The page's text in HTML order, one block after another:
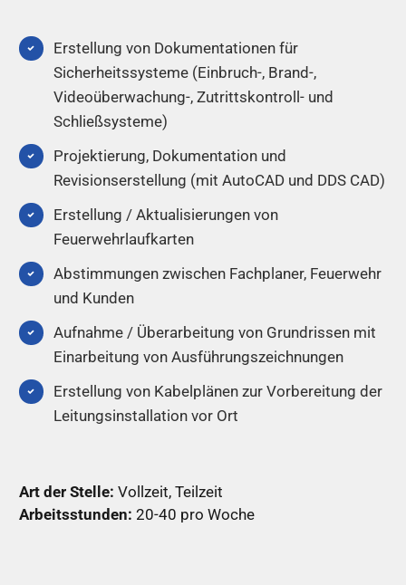
Erstellung von Dokumentationen für
Sicherheitssysteme (Einbruch-, Brand-,
Videoüberwachung-, Zutrittskontroll- und
Schließsysteme)
Projektierung, Dokumentation und
Revisionserstellung (mit AutoCAD und DDS CAD)
Erstellung / Aktualisierungen von
Feuerwehrlaufkarten
Abstimmungen zwischen Fachplaner, Feuerwehr
und Kunden
Aufnahme / Überarbeitung von Grundrissen mit
Einarbeitung von Ausführungszeichnungen
Erstellung von Kabelplänen zur Vorbereitung der
Leitungsinstallation vor Ort
Art der Stelle: Vollzeit, Teilzeit
Arbeitsstunden: 20-40 pro Woche